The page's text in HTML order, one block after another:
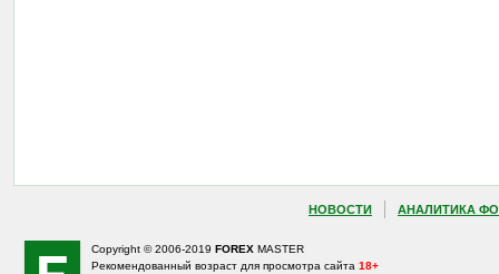
НОВОСТИ АНАЛИТИКА
Copyright © 2006-2019 FOREX MASTER
Рекомендованный возраст для просмотра сайта 18+